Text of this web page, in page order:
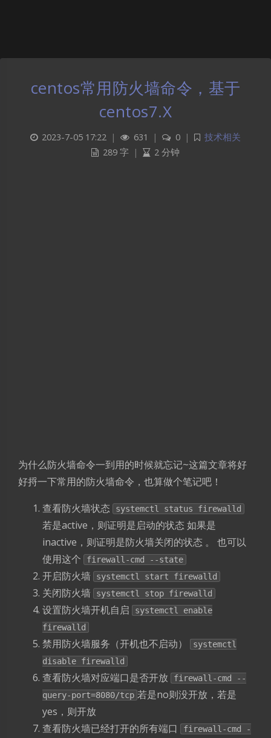
centos常用防火墙命令，基于
centos7.X
2023-7-05 17:22 | 631 | 0 |
技术相关
289 字 | 2 分钟
为什么防火墙命令一到用的时候就忘记~这篇文章将好
好捋一下常用的防火墙命令，也算做个笔记吧！
查看防火墙状态
systemctl status firewalld
若是active，则证明是启动的状态 如果是
inactive，则证明是防火墙关闭的状态 。 也可以
使用这个
firewall-cmd --state
开启防火墙 systemctl start firewalld
关闭防火墙 systemctl stop firewalld
设置防火墙开机自启
systemctl enable
firewalld
禁用防火墙服务（开机也不启动）
systemctl
disable firewalld
查看防火墙对应端口是否开放
firewall-cmd --
query-port=8080/tcp 若是no则没开放，若是
yes，则开放
查看防火墙已经打开的所有端口
firewall-cmd -